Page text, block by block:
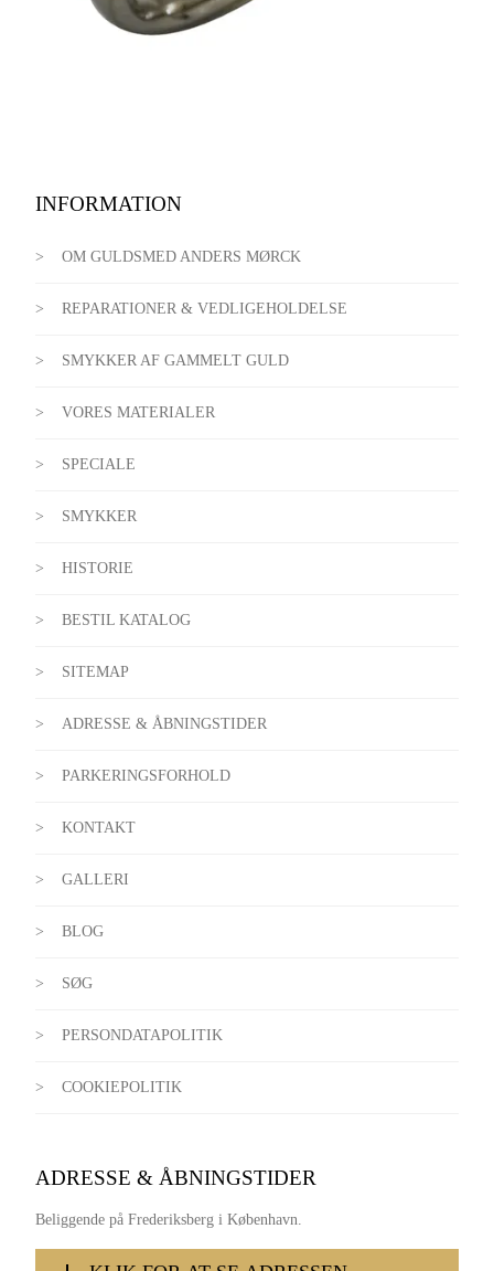
INFORMATION
OM GULDSMED ANDERS MØRCK
REPARATIONER & VEDLIGEHOLDELSE
SMYKKER AF GAMMELT GULD
VORES MATERIALER
SPECIALE
SMYKKER
HISTORIE
BESTIL KATALOG
SITEMAP
ADRESSE & ÅBNINGSTIDER
PARKERINGSFORHOLD
KONTAKT
GALLERI
BLOG
SØG
PERSONDATAPOLITIK
COOKIEPOLITIK
ADRESSE & ÅBNINGSTIDER
Beliggende på Frederiksberg i København.